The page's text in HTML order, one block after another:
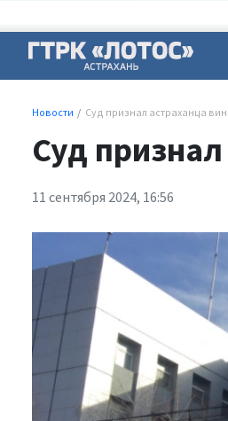
Новости Суд признал астраханца
Суд
11 сентября 2024, 16:56